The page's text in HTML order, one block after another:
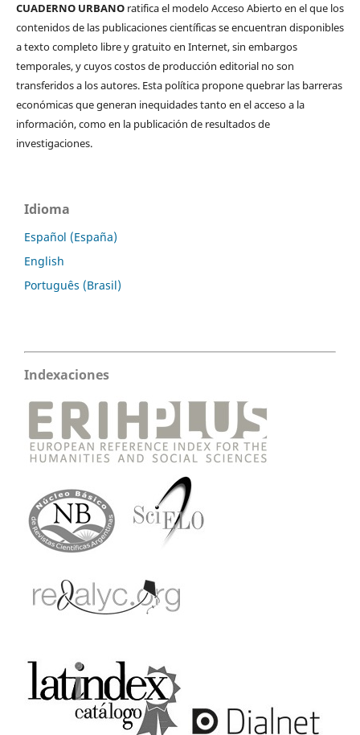
CUADERNO URBANOratifica el modelo Acceso Abierto en el que los
contenidos de las publicaciones científicas se encuentran disponibles
a texto completo libre y gratuito en Internet, sin embargos
temporales, y cuyos costos de producción editorial no son
transferidos a los autores. Esta política propone quebrar las barreras
económicas que generan inequidades tanto en el acceso a la
información, como en la publicación de resultados de
investigaciones.
Idioma
Español (España)
English
Português (Brasil)
Indexaciones